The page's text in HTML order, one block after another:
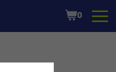
Shopping
Cart
0